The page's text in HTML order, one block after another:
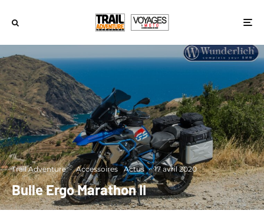
Trail Adventure · Accessoires Actus · 17 avril 2020
Bulle Ergo Marathon II